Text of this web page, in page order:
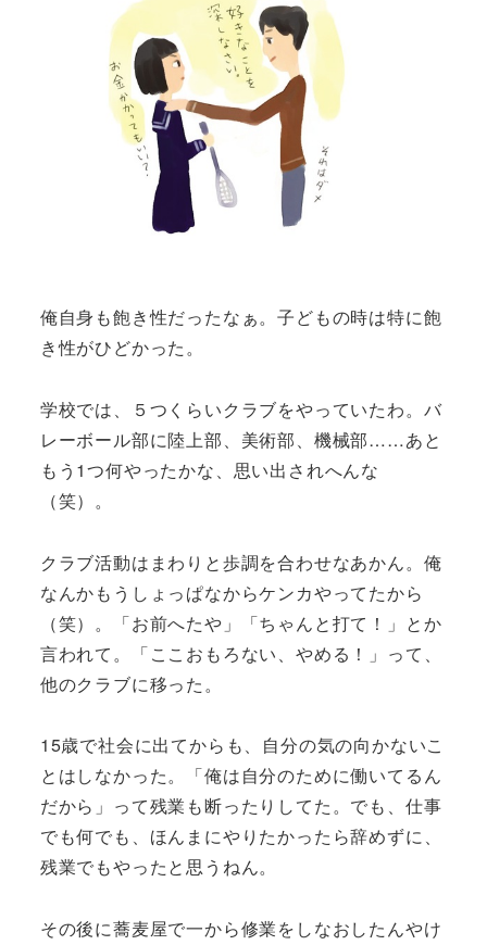
俺自身も飽き性だったなぁ。子どもの時は特に飽
き性がひどかった。
学校では、５つくらいクラブをやっていたわ。バ
レーボール部に陸上部、美術部、機械部……あと
もう1つ何やったかな、思い出されへんな
（笑）。
クラブ活動はまわりと歩調を合わせなあかん。俺
なんかもうしょっぱなからケンカやってたから
（笑）。「お前へたや」「ちゃんと打て！」とか
言われて。「ここおもろない、やめる！」って、
他のクラブに移った。
15歳で社会に出てからも、自分の気の向かないこ
とはしなかった。「俺は自分のために働いてるん
だから」って残業も断ったりしてた。でも、仕事
でも何でも、ほんまにやりたかったら辞めずに、
残業でもやったと思うねん。
その後に蕎麦屋で一から修業をしなおしたんやけ